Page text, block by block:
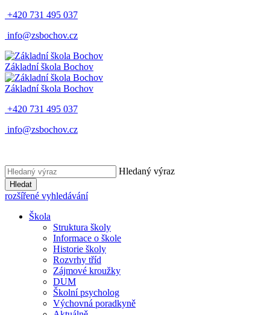
+420 731 495 037
info@zsbochov.cz
Základní škola Bochov
Základní škola Bochov
+420 731 495 037
info@zsbochov.cz
Hledaný výraz
Hledat
rozšířené vyhledávání
Škola
Struktura školy
Informace o škole
Historie školy
Rozvrhy tříd
Zájmové kroužky
DUM
Školní psycholog
Výchovná poradkyně